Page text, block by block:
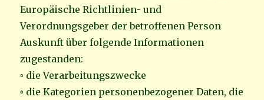
Europäische Richtlinien- und
Verordnungsgeber der betroffenen Person
Auskunft über folgende Informationen
zugestanden:
◦ die Verarbeitungszwecke
◦ die Kategorien personenbezogener Daten, die